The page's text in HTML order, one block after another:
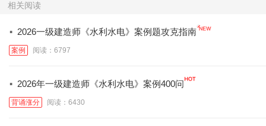
相关阅读
· 2026一级建造师《水利水电》案例题攻克指南
案例 阅读：6797
· 2026年一级建造师《水利水电》案例400问
背诵涨分 阅读：6430